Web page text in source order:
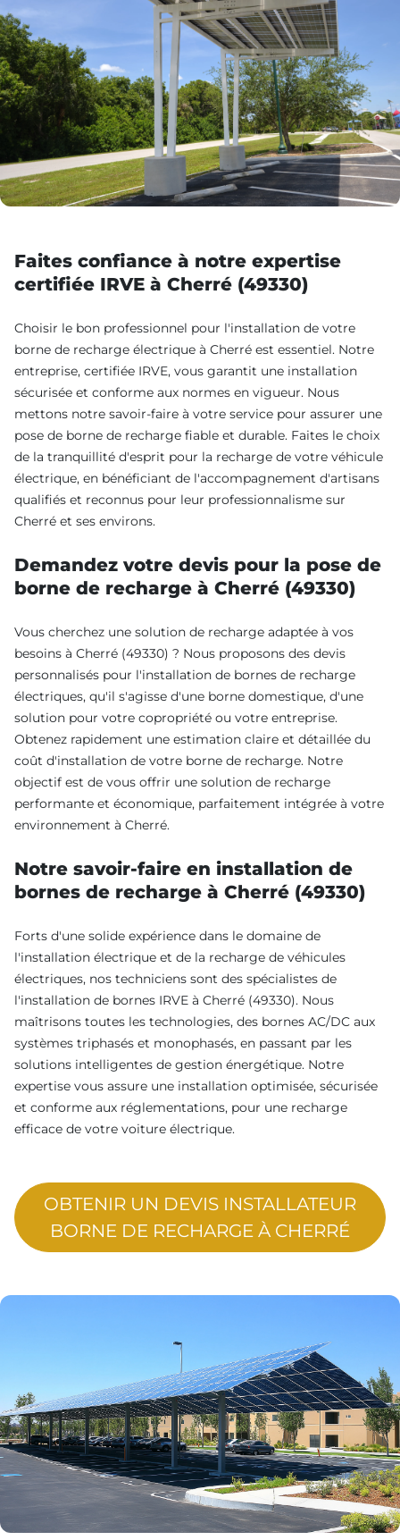
Faites confiance à notre expertise
certifiée IRVE à Cherré (49330)
Choisir le bon professionnel pour l'installation de votre
borne de recharge électrique à Cherré est essentiel. Notre
entreprise, certifiée IRVE, vous garantit une installation
sécurisée et conforme aux normes en vigueur. Nous
mettons notre savoir-faire à votre service pour assurer une
pose de borne de recharge fiable et durable. Faites le choix
de la tranquillité d'esprit pour la recharge de votre véhicule
électrique, en bénéficiant de l'accompagnement d'artisans
qualifiés et reconnus pour leur professionnalisme sur
Cherré et ses environs.
Demandez votre devis pour la pose de
borne de recharge à Cherré (49330)
Vous cherchez une solution de recharge adaptée à vos
besoins à Cherré (49330) ? Nous proposons des devis
personnalisés pour l'installation de bornes de recharge
électriques, qu'il s'agisse d'une borne domestique, d'une
solution pour votre copropriété ou votre entreprise.
Obtenez rapidement une estimation claire et détaillée du
coût d'installation de votre borne de recharge. Notre
objectif est de vous offrir une solution de recharge
performante et économique, parfaitement intégrée à votre
environnement à Cherré.
Notre savoir-faire en installation de
bornes de recharge à Cherré (49330)
Forts d'une solide expérience dans le domaine de
l'installation électrique et de la recharge de véhicules
électriques, nos techniciens sont des spécialistes de
l'installation de bornes IRVE à Cherré (49330). Nous
maîtrisons toutes les technologies, des bornes AC/DC aux
systèmes triphasés et monophasés, en passant par les
solutions intelligentes de gestion énergétique. Notre
expertise vous assure une installation optimisée, sécurisée
et conforme aux réglementations, pour une recharge
efficace de votre voiture électrique.
OBTENIR UN DEVIS INSTALLATEUR
BORNE DE RECHARGE À CHERRÉ